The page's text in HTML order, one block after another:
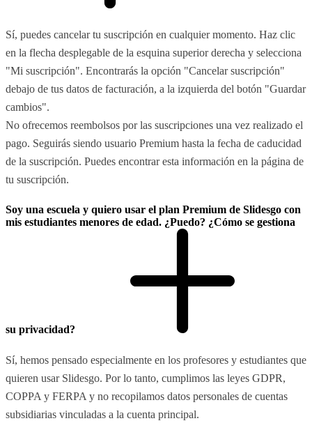
Sí, puedes cancelar tu suscripción en cualquier momento. Haz clic
en la flecha desplegable de la esquina superior derecha y selecciona
"Mi suscripción". Encontrarás la opción "Cancelar suscripción"
debajo de tus datos de facturación, a la izquierda del botón "Guardar
cambios".
No ofrecemos reembolsos por las suscripciones una vez realizado el
pago. Seguirás siendo usuario Premium hasta la fecha de caducidad
de la suscripción. Puedes encontrar esta información en la página de
tu suscripción.
Soy una escuela y quiero usar el plan Premium de Slidesgo con
mis estudiantes menores de edad. ¿Puedo? ¿Cómo se gestiona
su privacidad?
Sí, hemos pensado especialmente en los profesores y estudiantes que
quieren usar Slidesgo. Por lo tanto, cumplimos las leyes GDPR,
COPPA y FERPA y no recopilamos datos personales de cuentas
subsidiarias vinculadas a la cuenta principal.